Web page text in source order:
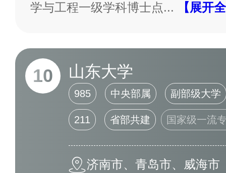
学与工程一级学科博士点... 【展开
10 山东大学
985 中央部属 副部级大学
211 省部共建 国家级一流
济南市、青岛市、威海市